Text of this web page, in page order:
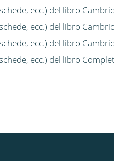
ecc.) del libro
ecc.) del libro
ecc.) del libro
ecc.) del libro